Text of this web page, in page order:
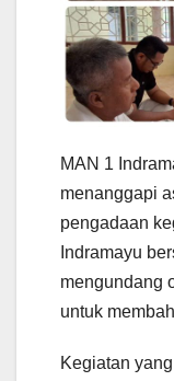
MAN 1
menanggapi
pengadaan
Indramayu
mengundang
untuk
Kegiatan